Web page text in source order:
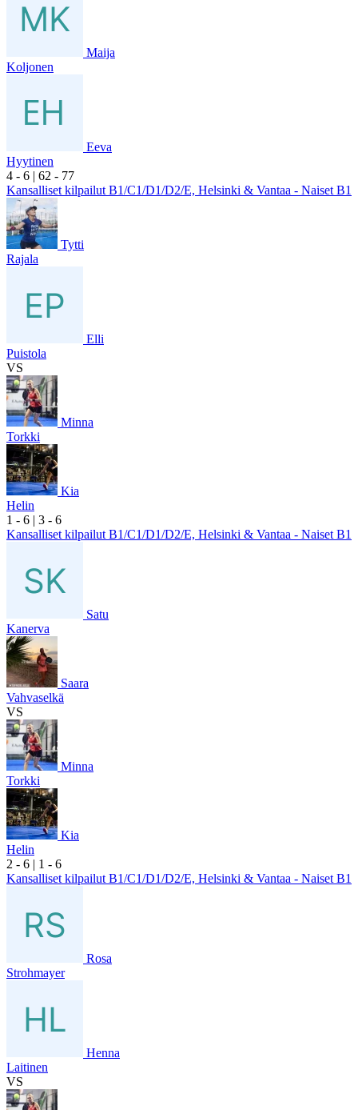
Maija
Koljonen
Eeva
Hyytinen
4 - 6 | 62 - 77
Kansalliset kilpailut B1/C1/D1/D2/E, Helsinki & Vantaa - Naiset B1
Tytti
Rajala
Elli
Puistola
VS
Minna
Torkki
Kia
Helin
1 - 6 | 3 - 6
Kansalliset kilpailut B1/C1/D1/D2/E, Helsinki & Vantaa - Naiset B1
Satu
Kanerva
Saara
Vahvaselkä
VS
Minna
Torkki
Kia
Helin
2 - 6 | 1 - 6
Kansalliset kilpailut B1/C1/D1/D2/E, Helsinki & Vantaa - Naiset B1
Rosa
Strohmayer
Henna
Laitinen
VS